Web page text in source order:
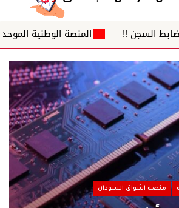
!! المنصة الوطنية الموحدة
منصة اشواق السودان